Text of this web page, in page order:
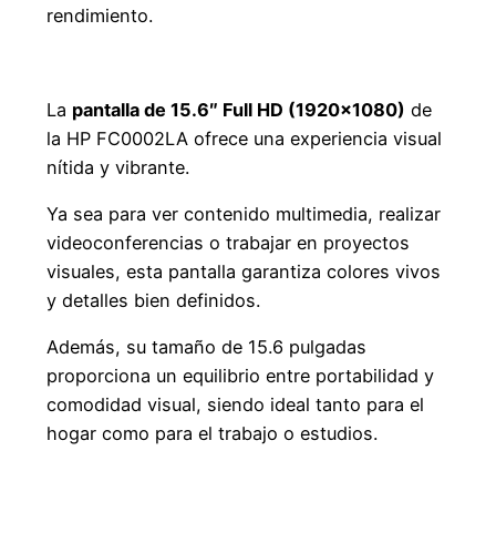
rendimiento.
La pantalla de 15.6″ Full HD (1920×1080) de
la HP FC0002LA ofrece una experiencia visual
nítida y vibrante.
Ya sea para ver contenido multimedia, realizar
videoconferencias o trabajar en proyectos
visuales, esta pantalla garantiza colores vivos
y detalles bien definidos.
Además, su tamaño de 15.6 pulgadas
proporciona un equilibrio entre portabilidad y
comodidad visual, siendo ideal tanto para el
hogar como para el trabajo o estudios.